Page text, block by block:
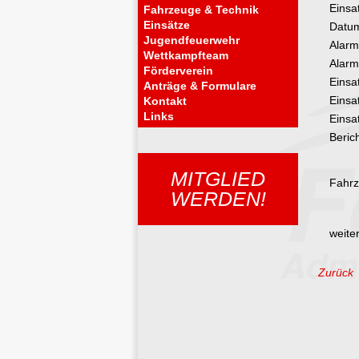
Zurück
Fahrzeuge & Technik
Einsätze
Jugendfeuerwehr
Wettkampfteam
Förderverein
Anträge & Formulare
Kontakt
Links
MITGLIED
WERDEN!